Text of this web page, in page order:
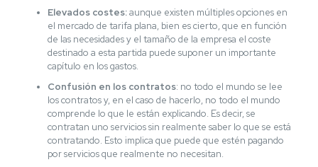
Elevados costes:aunque existen múltiples opciones en
el mercado de tarifa plana, bien es cierto, que en función
de las necesidades y el tamaño de la empresa el coste
destinado a esta partida puede suponer un importante
capítulo en los gastos.
Confusión en los contratos: no todo el mundo se lee
los contratos y, en el caso de hacerlo, no todo el mundo
comprende lo que le están explicando. Es decir, se
contratan uno servicios sin realmente saber lo que se está
contratando. Esto implica que puede que estén pagando
por servicios que realmente no necesitan.